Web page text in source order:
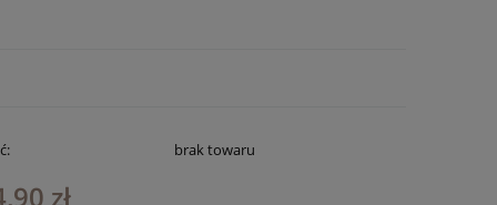
brak towaru
zł